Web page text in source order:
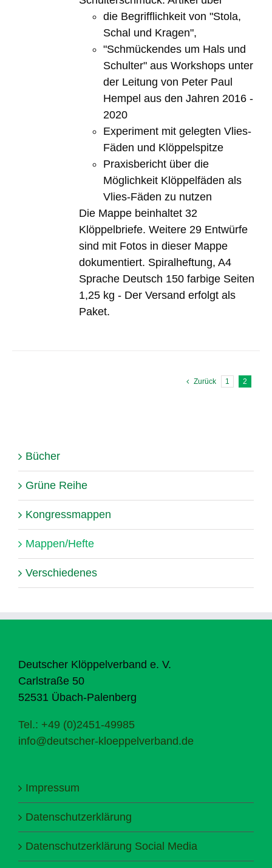
die Begrifflichkeit von "Stola,
Schal und Kragen",
"Schmückendes um Hals und
Schulter" aus Workshops unter
der Leitung von Peter Paul
Hempel aus den Jahren 2016 -
2020
Experiment mit gelegten Vlies-
Fäden und Klöppelspitze
Praxisbericht über die
Möglichkeit Klöppelfäden als
Vlies-Fäden zu nutzen
Die Mappe beinhaltet 32
Klöppelbriefe. Weitere 29 Entwürfe
sind mit Fotos in dieser Mappe
dokumentiert. Spiralheftung, A4
Sprache Deutsch 150 farbige Seiten
1,25 kg - Der Versand erfolgt als
Paket.
Zurück 1 2
Bücher
Grüne Reihe
Kongressmappen
Mappen/Hefte
Verschiedenes
Deutscher Klöppelverband e. V.
Carlstraße 50
52531 Übach-Palenberg
Tel.: +49 (0)2451-49985
info@deutscher-kloeppelverband.de
Impressum
Datenschutzerklärung
Datenschutzerklärung Social Media